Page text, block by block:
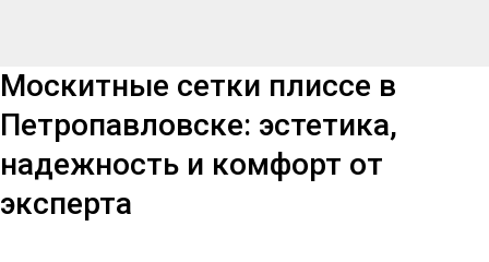
Москитные сетки плиссе в
Петропавловске: эстетика,
надежность и комфорт от
эксперта